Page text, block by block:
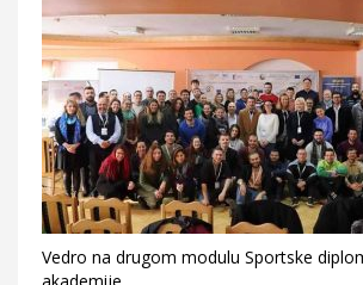
Vedro na drugom modulu Sportske
akademije